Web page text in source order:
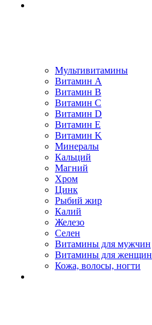
Мультивитамины
Витамин A
Витамин B
Витамин C
Витамин D
Витамин E
Витамин K
Минералы
Кальций
Магний
Хром
Цинк
Рыбий жир
Калий
Железо
Селен
Витамины для мужчин
Витамины для женщин
Кожа, волосы, ногти